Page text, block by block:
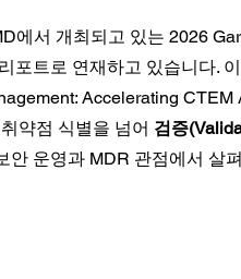
에서 개최되고 있는 2026
포트로 연재하고 있습니다.
Accelerating
약점 식별을 넘어 검증
안 운영과 MDR 관점에서 살